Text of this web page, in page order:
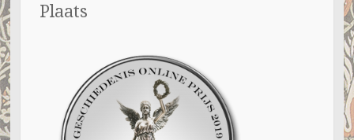
Plaats